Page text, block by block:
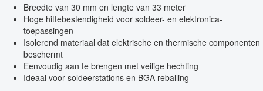
Breedte van 30 mm en lengte van 33 meter
Hoge hittebestendigheid voor soldeer- en elektronica-
toepassingen
Isolerend materiaal dat elektrische en thermische componenten
beschermt
Eenvoudig aan te brengen met veilige hechting
Ideaal voor soldeerstations en BGA reballing